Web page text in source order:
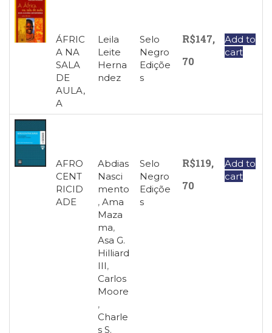
ÁFRIC
A NA
SALA
DE
AULA,
A
Leila
Leite
Herna
ndez
Selo
Negro
Ediçõe
s
R$147,
70
Add to
cart
AFRO
CENT
RICID
ADE
Abdias
Nasci
mento
, Ama
Maza
ma,
Asa G.
Hilliard
III,
Carlos
Moore
,
Charle
s S.
Selo
Negro
Ediçõe
s
R$119,
70
Add to
cart